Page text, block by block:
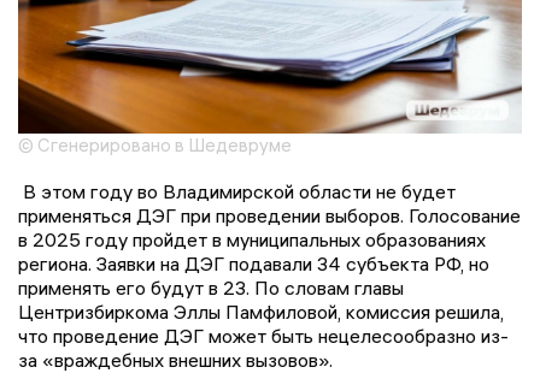
© Сгенерировано в Шедевруме
В этом году во Владимирской области не будет
применяться ДЭГ при проведении выборов. Голосование
в 2025 году пройдет в муниципальных образованиях
региона. Заявки на ДЭГ подавали 34 субъекта РФ, но
применять его будут в 23. По словам главы
Центризбиркома Эллы Памфиловой, комиссия решила,
что проведение ДЭГ может быть нецелесообразно из-
за «враждебных внешних вызовов».